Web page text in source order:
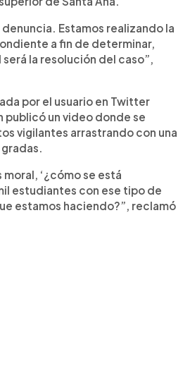
Estamos realizando la
a fin de determinar,
la resolución del caso”,
por el usuario en Twitter
publicó un video donde se
vigilantes arrastrando con una
‘¿cómo se está
estudiantes con ese tipo de
estamos haciendo?”, reclamó